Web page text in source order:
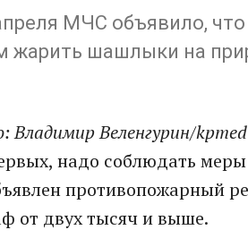
МЧС объявило,
жарить шашлыки на
Владимир Веленгурин/
надо соблюдать меры
противопожарный
от двух тысяч и выше.